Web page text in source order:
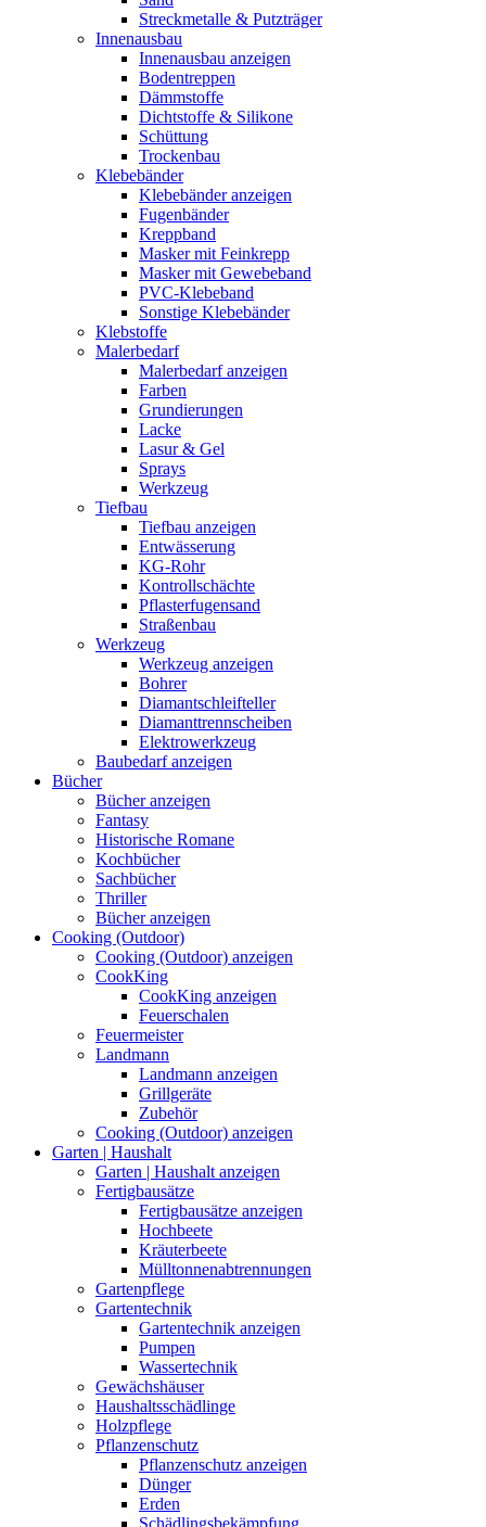
Streckmetalle & Putzträger
Innenausbau
Innenausbau anzeigen
Bodentreppen
Dämmstoffe
Dichtstoffe & Silikone
Schüttung
Trockenbau
Klebebänder
Klebebänder anzeigen
Fugenbänder
Kreppband
Masker mit Feinkrepp
Masker mit Gewebeband
PVC-Klebeband
Sonstige Klebebänder
Klebstoffe
Malerbedarf
Malerbedarf anzeigen
Farben
Grundierungen
Lacke
Lasur & Gel
Sprays
Werkzeug
Tiefbau
Tiefbau anzeigen
Entwässerung
KG-Rohr
Kontrollschächte
Pflasterfugensand
Straßenbau
Werkzeug
Werkzeug anzeigen
Bohrer
Diamantschleifteller
Diamanttrennscheiben
Elektrowerkzeug
Baubedarf anzeigen
Bücher
Bücher anzeigen
Fantasy
Historische Romane
Kochbücher
Sachbücher
Thriller
Bücher anzeigen
Cooking (Outdoor)
Cooking (Outdoor) anzeigen
CookKing
CookKing anzeigen
Feuerschalen
Feuermeister
Landmann
Landmann anzeigen
Grillgeräte
Zubehör
Cooking (Outdoor) anzeigen
Garten | Haushalt
Garten | Haushalt anzeigen
Fertigbausätze
Fertigbausätze anzeigen
Hochbeete
Kräuterbeete
Mülltonnenabtrennungen
Gartenpflege
Gartentechnik
Gartentechnik anzeigen
Pumpen
Wassertechnik
Gewächshäuser
Haushaltsschädlinge
Holzpflege
Pflanzenschutz
Pflanzenschutz anzeigen
Dünger
Erden
Schädlingsbekämpfung